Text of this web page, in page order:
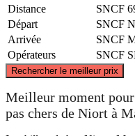
Distance
SNCF
Départ
SNCF
Arrivée
SNCF
Opérateurs
SNCF
Rechercher le meilleur prix
Meilleur moment
pas chers de Niort à